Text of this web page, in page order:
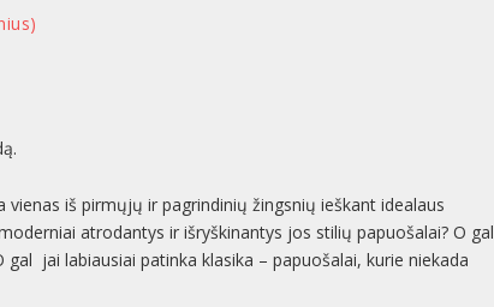
iš pirmųjų ir pagrindinių žingsnių ieškant idealaus
atrodantys ir išryškinantys jos stilių papuošalai? O gal
jai labiausiai patinka klasika – papuošalai, kurie niekada